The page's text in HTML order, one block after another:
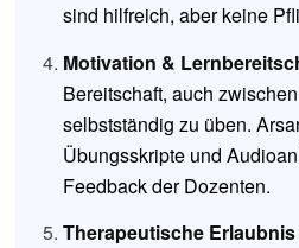
sind hilfreich, aber keine
Motivation &
Bereitschaft, auch
selbstständig zu üben.
Übungsskripte und
Feedback der Dozenten.
Therapeutische